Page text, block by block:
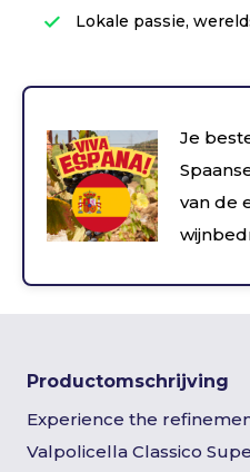
Lokale passie,
Je
van de
Productomschrijving
Experience the
Valpolicella Classico